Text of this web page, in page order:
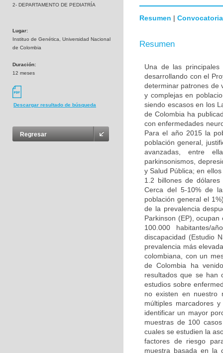
2- DEPARTAMENTO DE PEDIATRÍA
Lugar:
Instituo de Genética, Universidad Nacional
de Colombia
Duración:
12 meses
Descargar resultado de búsqueda
Regresar
Resumen | Convocatoria
Resumen
Una de las
desarrollando con el
determinar patrones de
y complejas en
siendo escasos en los
de Colombia ha
con enfermedades
Para el año 2015 la
población general,
avanzadas, entre
parkinsonismos,
y Salud Pública; en
1.2 billones de
Cerca del 5-10% de
población general el
de la prevalencia
Parkinson (EP),
100.000 habitantes/
discapacidad (Estudio
prevalencia más
colombiana, con un
de Colombia ha
resultados que se han
estudios sobre
no existen en nuestro
múltiples marcadores
identificar un mayor
muestras de 100
cuales se estudien la
factores de riesgo
muestra basada en la